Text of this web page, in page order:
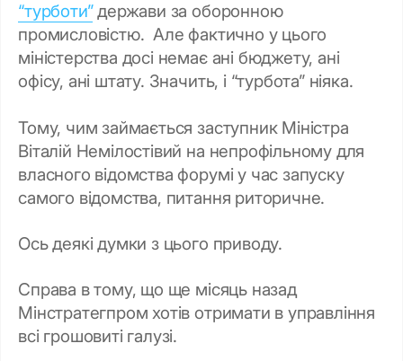
“турботи”держави за оборонною
промисловістю. Але фактично у цього
міністерства досі немає ані бюджету, ані
офісу, ані штату. Значить, і “турбота” ніяка.
Тому, чим займається заступник Міністра
Віталій Немілостівий на непрофільному для
власного відомства форумі у час запуску
самого відомства, питання риторичне.
Ось деякі думки з цього приводу.
Справа в тому, що ще місяць назад
Мінстратегпром хотів отримати в управління
всі грошовиті галузі.